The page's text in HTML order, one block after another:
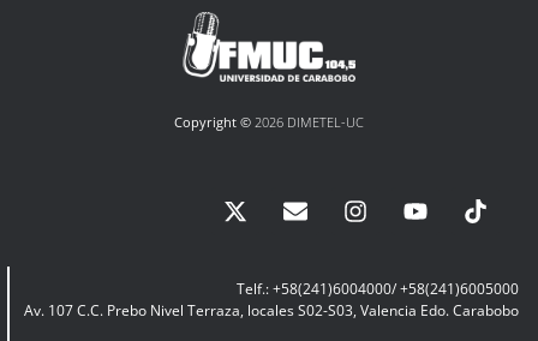
Copyright © 2026 DIMETEL-UC
Telf.: +58(241)6004000/ +58(241)6005000
Av. 107 C.C. Prebo Nivel Terraza, locales S02-S03, Valencia Edo. Carabobo